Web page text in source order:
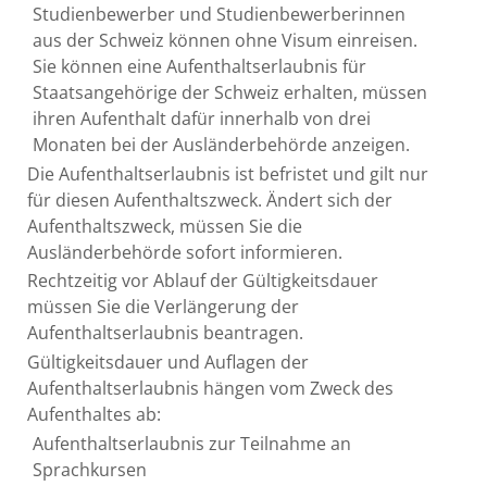
Studienbewerber und Studienbewerberinnen
aus der Schweiz können ohne Visum einreisen.
Sie können eine Aufenthaltserlaubnis für
Staatsangehörige der Schweiz erhalten, müssen
ihren Aufenthalt dafür innerhalb von drei
Monaten bei der Ausländerbehörde anzeigen.
Die Aufenthaltserlaubnis ist befristet und gilt nur
für diesen Aufenthaltszweck. Ändert sich der
Aufenthaltszweck, müssen Sie die
Ausländerbehörde sofort informieren.
Rechtzeitig vor Ablauf der Gültigkeitsdauer
müssen Sie die Verlängerung der
Aufenthaltserlaubnis beantragen.
Gültigkeitsdauer und Auflagen der
Aufenthaltserlaubnis hängen vom Zweck des
Aufenthaltes ab:
Aufenthaltserlaubnis zur Teilnahme an
Sprachkursen